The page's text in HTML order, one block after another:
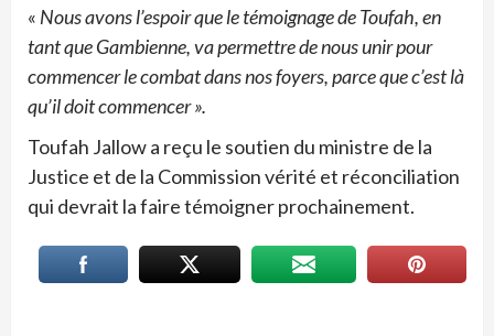
« Nous avons l’espoir que le témoignage de Toufah, en
tant que Gambienne, va permettre de nous unir pour
commencer le combat dans nos foyers, parce que c’est là
qu’il doit commencer ».
Toufah Jallow a reçu le soutien du ministre de la
Justice et de la Commission vérité et réconciliation
qui devrait la faire témoigner prochainement.